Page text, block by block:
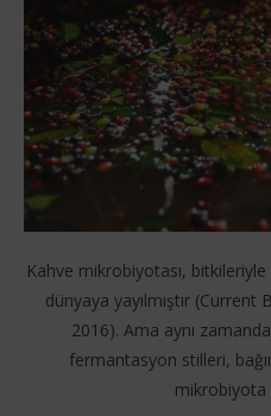
Kahve mikrobiyotası,
dünyaya yayılmıştır
2016). Ama aynı
fermantasyon stilleri,
mikrobiyota